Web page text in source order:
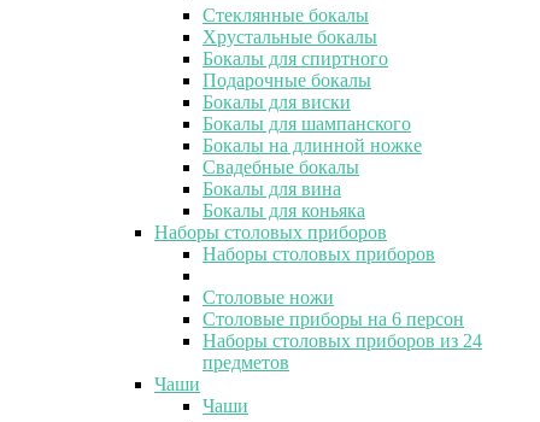
Стеклянные бокалы
Хрустальные бокалы
Бокалы для спиртного
Подарочные бокалы
Бокалы для виски
Бокалы для шампанского
Бокалы на длинной ножке
Свадебные бокалы
Бокалы для вина
Бокалы для коньяка
Наборы столовых приборов
Наборы столовых приборов
Столовые ножи
Столовые приборы на 6 персон
Наборы столовых приборов из 24
предметов
Чаши
Чаши